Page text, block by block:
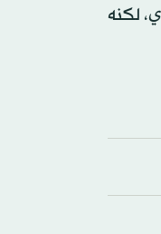
مومباي سيتي الهندي، لكنه